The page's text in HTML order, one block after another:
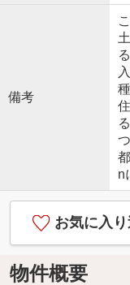
備考
n
お気に入
物件概要